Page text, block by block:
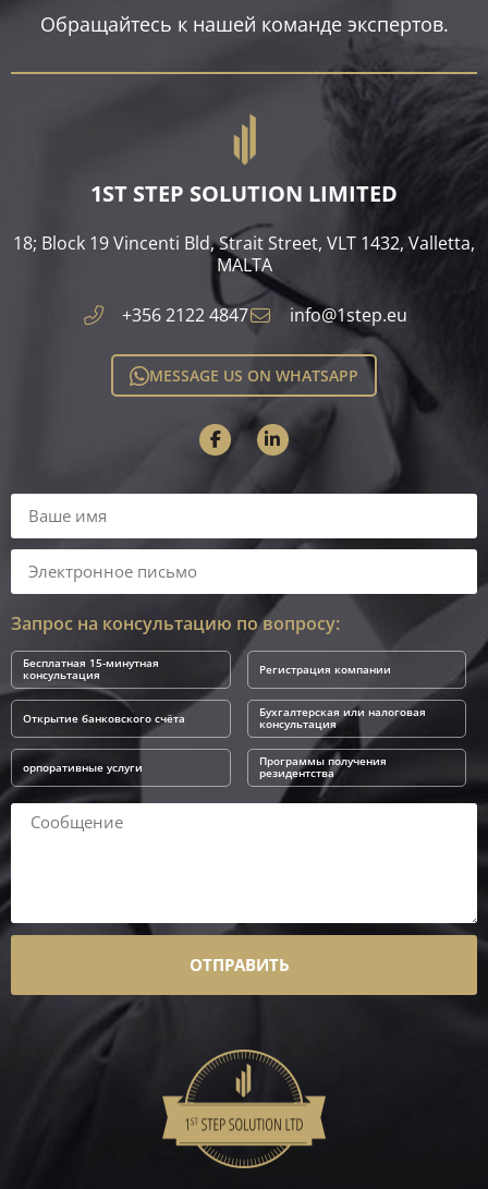
Обращайтесь к нашей команде экспертов.
1ST STEP SOLUTION LIMITED
18; Block 19 Vincenti Bld, Strait Street, VLT 1432, Valletta,
MALTA​
+356 2122 4847 info@1step.eu
MESSAGE US ON WHATSAPP
Запрос на консультацию по вопросу:
Бесплатная 15-минутная
консультация Регистрация компании
Открытие банковского счёта Бухгалтерская или налоговая
консультация
орпоративные услуги Программы получения
резидентства
ОТПРАВИТЬ